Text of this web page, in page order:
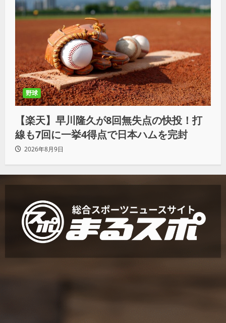
野球
【楽天】早川隆久が8回無失点の快投！打
線も7回に一挙4得点で日本ハムを完封
2026年8月9日